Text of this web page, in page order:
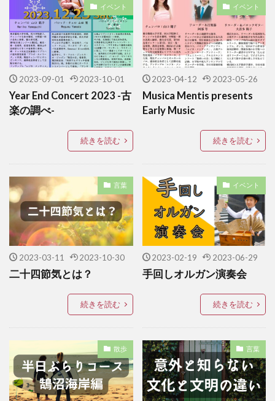
イベント
2023-09-01 2023-10-01
Year End Concert 2023 -古
楽の調べ-
続きを読む
イベント
2023-04-12 2023-05-26
Musica Mentis presents
Early Music
続きを読む
言葉
2023-03-11 2023-10-30
二十四節気とは？
続きを読む
イベント
2023-02-19 2023-06-29
手回しオルガン演奏会
続きを読む
散歩 言葉